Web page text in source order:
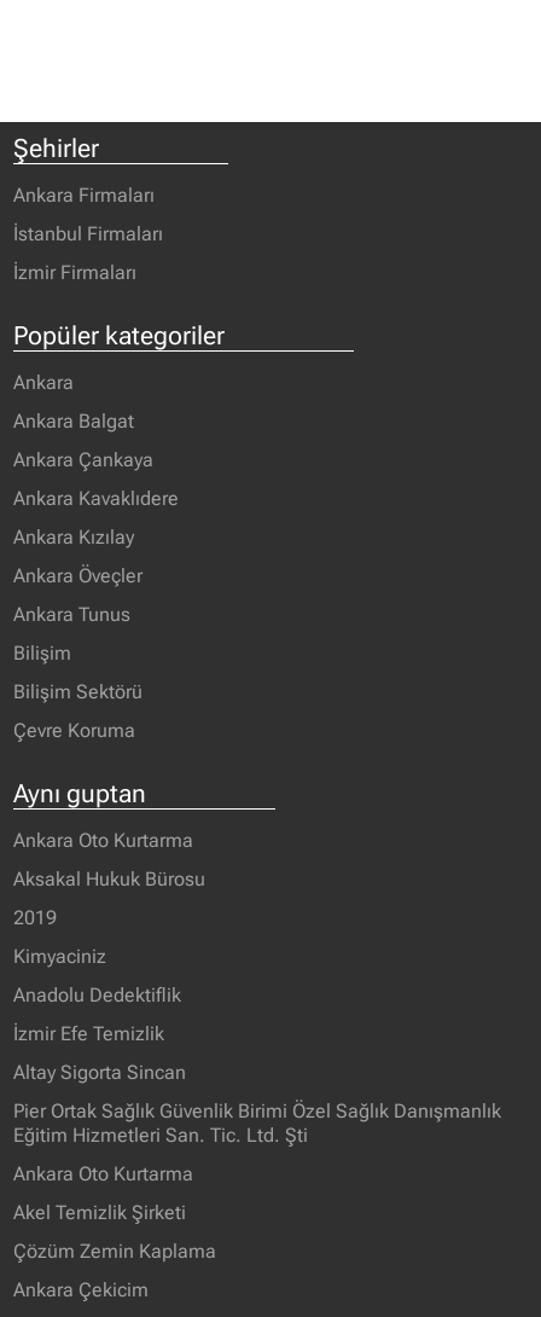
Şehirler
Ankara Firmaları
İstanbul Firmaları
İzmir Firmaları
Popüler kategoriler
Ankara
Ankara Balgat
Ankara Çankaya
Ankara Kavaklıdere
Ankara Kızılay
Ankara Öveçler
Ankara Tunus
Bilişim
Bilişim Sektörü
Çevre Koruma
Aynı guptan
Ankara Oto Kurtarma
Aksakal Hukuk Bürosu
2019
Kimyaciniz
Anadolu Dedektiflik
İzmir Efe Temizlik
Altay Sigorta Sincan
Pier Ortak Sağlık Güvenlik Birimi Özel Sağlık Danışmanlık
Eğitim Hizmetleri San. Tic. Ltd. Şti
Ankara Oto Kurtarma
Akel Temizlik Şirketi
Çözüm Zemin Kaplama
Ankara Çekicim